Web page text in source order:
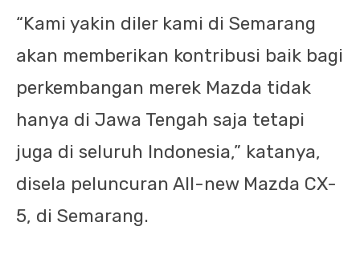
“Kami yakin diler kami di Semarang
akan memberikan kontribusi baik bagi
perkembangan merek Mazda tidak
hanya di Jawa Tengah saja tetapi
juga di seluruh Indonesia,” katanya,
disela peluncuran All-new Mazda CX-
5, di Semarang.